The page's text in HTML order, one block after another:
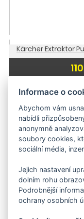
Kärcher Extraktor
Doporučujeme
Informace o
Abychom vám
nabídli
anonymně
soubory cookies,
sociální média,
Jejich nastavení
dolním rohu
Podrobnější
ochrany osobních